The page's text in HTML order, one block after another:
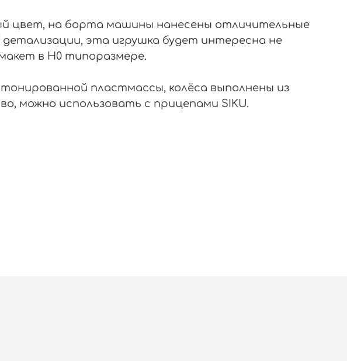
цвет, на борта машины нанесены отличительные
детализации, эта игрушка будет интересна не
в Н0 типоразмере.
пластмассы, колёса выполнены из
можно использовать с прицепами SIKU.